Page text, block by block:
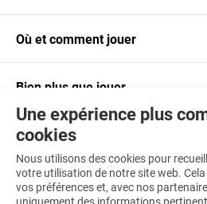
Une expérience plus
cookies
Nous utilisons des cookies pour
votre utilisation de notre site web.
vos préférences et, avec nos
Où et comment jouer
Bien plus que jouer
Téléchargez